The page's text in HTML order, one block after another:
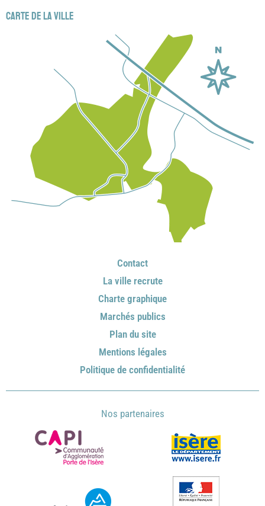
Carte de la ville
Contact
La ville recrute
Charte graphique
Marchés publics
Plan du site
Mentions légales
Politique de confidentialité
Nos partenaires